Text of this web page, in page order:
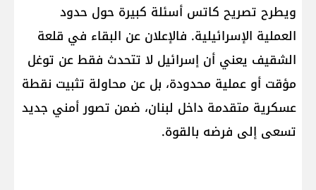
ويطرح تصريح كاتس أسئلة كبيرة حول حدود
العملية الإسرائيلية. فالإعلان عن البقاء في قلعة
الشقيف يعني أن إسرائيل لا تتحدث فقط عن توغل
مؤقت أو عملية محدودة، بل عن محاولة تثبيت نقطة
عسكرية متقدمة داخل لبنان، ضمن تصور أمني جديد
تسعى إلى فرضه بالقوة.